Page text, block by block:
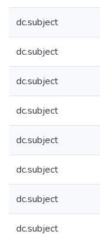
dc.subject
dc.subject
dc.subject
dc.subject
dc.subject
dc.subject
dc.subject
dc.subject